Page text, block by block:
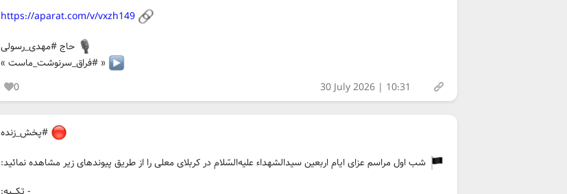
https://aparat.com/v/vxzh149
حاج #مهدی_رسولی
« #فراق_سرنوشت_ماست »
0
30 July 2026 | 10:31
#پخش_زنده
شب اول مراسم عزای ایام اربعین سیدالشهداء علیه‌السّلام در کربلای معلی را از طریق پیوندهای زیر مشاهده نمائید: